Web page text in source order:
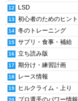
LSD
初心者のためのヒント
冬のトレーニング
サプリ・食事・補給
立ち読み版
期分け・練習計画
レース情報
ヒルクライム・上り
プロ選手のパワー情報